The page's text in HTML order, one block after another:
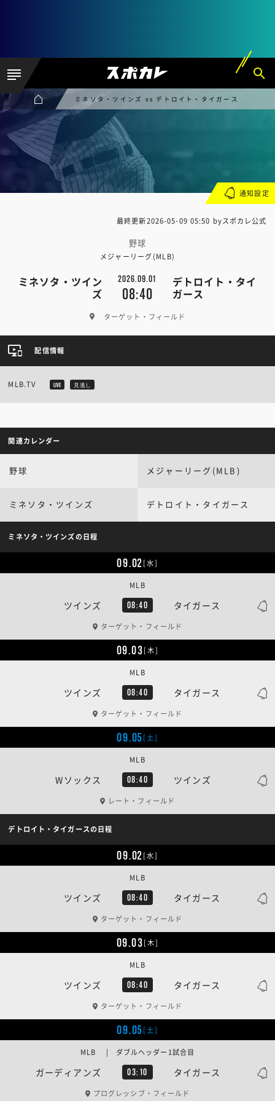
ミネソタ・ツインズ vs デトロイト・タイガース
最終更新2026-05-09 05:50 byスポカレ公式
野球
メジャーリーグ(MLB)
ミネソタ・ツイン
ズ
2026.09.01
08:40
デトロイト・タイ
ガース
ターゲット・フィールド
通知設定
配信情報
MLB.TV LIVE 見逃し
関連カレンダー
野球 メジャーリーグ(MLB)
ミネソタ・ツインズ デトロイト・タイガース
ミネソタ・ツインズの日程
09.02[水]
ツインズ 08:40 タイガース
MLB
ターゲット・フィールド
09.03[木]
ツインズ 08:40 タイガース
MLB
ターゲット・フィールド
09.05[土]
Wソックス 08:40 ツインズ
MLB
レート・フィールド
デトロイト・タイガースの日程
09.02[水]
ツインズ 08:40 タイガース
MLB
ターゲット・フィールド
09.03[木]
ツインズ 08:40 タイガース
MLB
ターゲット・フィールド
09.05[土]
ガーディアンズ 03:10 タイガース
MLB | ダブルヘッダー1試合目
プログレッシブ・フィールド